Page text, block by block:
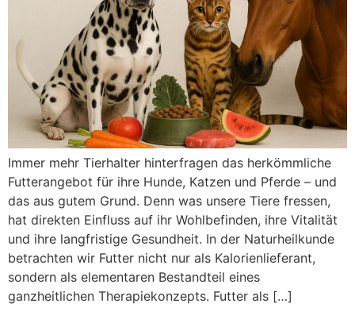
Immer mehr Tierhalter hinterfragen das herkömmliche
Futterangebot für ihre Hunde, Katzen und Pferde – und
das aus gutem Grund. Denn was unsere Tiere fressen,
hat direkten Einfluss auf ihr Wohlbefinden, ihre Vitalität
und ihre langfristige Gesundheit. In der Naturheilkunde
betrachten wir Futter nicht nur als Kalorienlieferant,
sondern als elementaren Bestandteil eines
ganzheitlichen Therapiekonzepts. Futter als […]